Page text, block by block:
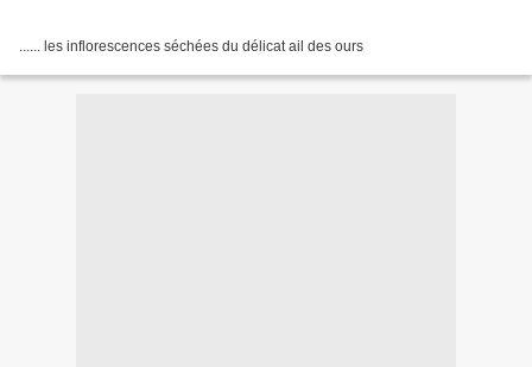
...... les inflorescences séchées du délicat ail des ours